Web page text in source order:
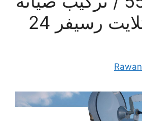
برمجة ستلايت رسيفر 24
Rawan